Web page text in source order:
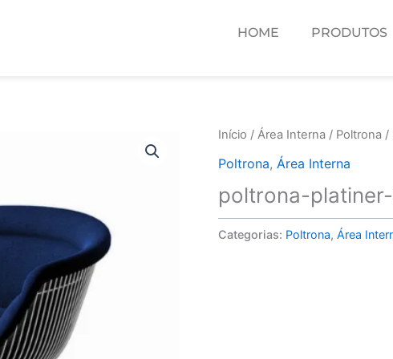
HOME PRODUTOS
Início / Área Interna / Poltrona /
Poltrona, Área Interna
poltrona-
Categorias: Poltrona, Área